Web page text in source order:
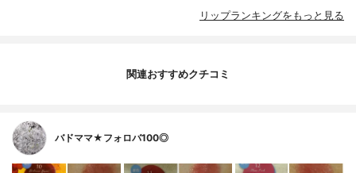
リップランキングをもっと見る
関連おすすめクチコミ
バドママ★フォロバ100◎